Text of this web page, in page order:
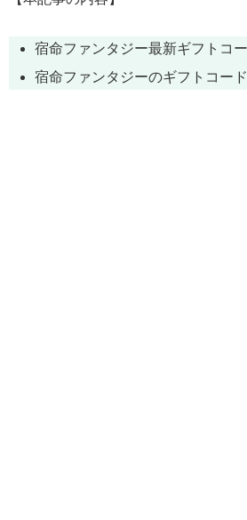
宿命ファンタジー最新ギフトコ
宿命ファンタジーのギフトコー